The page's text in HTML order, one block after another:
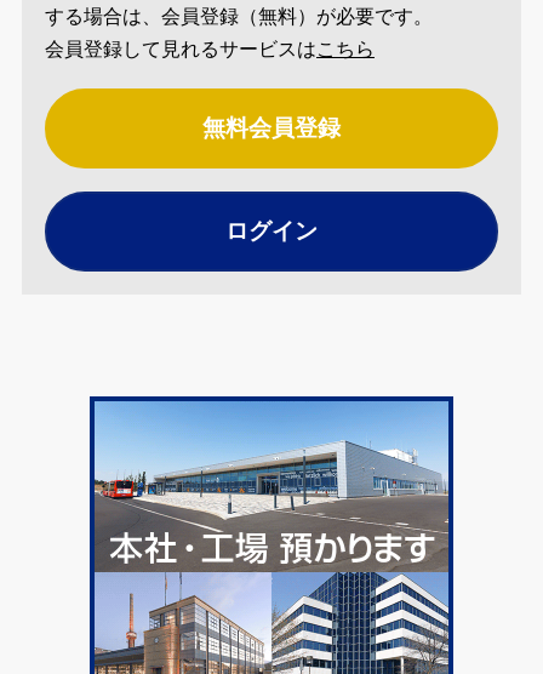
する場合は、会員登録（無料）が必要です。
会員登録して見れるサービスはこちら
無料会員登録
ログイン